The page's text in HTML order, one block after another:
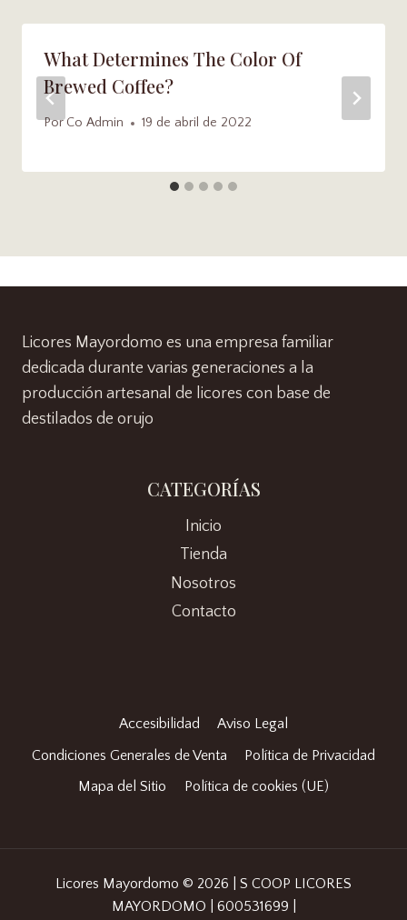
What Determines The Color Of
Brewed Coffee?
Por Co Admin 19 de abril de 2022
Licores Mayordomo es una empresa familiar
dedicada durante varias generaciones a la
producción artesanal de licores con base de
destilados de orujo
CATEGORÍAS
Inicio
Tienda
Nosotros
Contacto
Accesibilidad
Aviso Legal
Condiciones Generales de Venta
Política de Privacidad
Mapa del Sitio
Política de cookies (UE)
Licores Mayordomo © 2026 | S COOP LICORES
MAYORDOMO | 600531699 |